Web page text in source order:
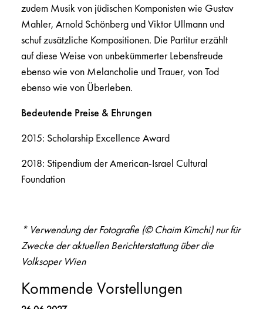
zudem Musik von jüdischen Komponisten wie Gustav
Mahler, Arnold Schönberg und Viktor Ullmann und
schuf zusätzliche Kompositionen. Die Partitur erzählt
auf diese Weise von unbekümmerter Lebensfreude
ebenso wie von Melancholie und Trauer, von Tod
ebenso wie von Überleben.
Bedeutende Preise & Ehrungen
2015: Scholarship Excellence Award
2018: Stipendium der American-Israel Cultural
Foundation
* Verwendung der Fotografie (© Chaim Kimchi) nur für
Zwecke der aktuellen Berichterstattung über die
Volksoper Wien
Kommende Vorstellungen